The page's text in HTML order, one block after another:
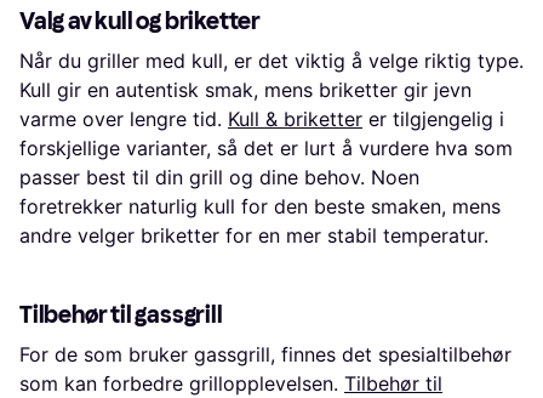
Valg av kull og briketter
Når du griller med kull, er det viktig å velge riktig type.
Kull gir en autentisk smak, mens briketter gir jevn
varme over lengre tid. Kull & briketter er tilgjengelig i
forskjellige varianter, så det er lurt å vurdere hva som
passer best til din grill og dine behov. Noen
foretrekker naturlig kull for den beste smaken, mens
andre velger briketter for en mer stabil temperatur.
Tilbehør til gassgrill
For de som bruker gassgrill, finnes det spesialtilbehør
som kan forbedre grillopplevelsen. Tilbehør til